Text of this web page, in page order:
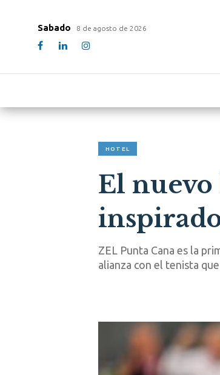
Sabado 8 de agosto de 2026
HOTEL
El nuevo
ZEL Punta Cana es la
alianza con el tenista